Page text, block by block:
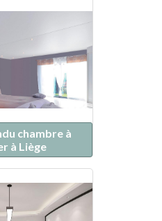
chambre à
à Liège